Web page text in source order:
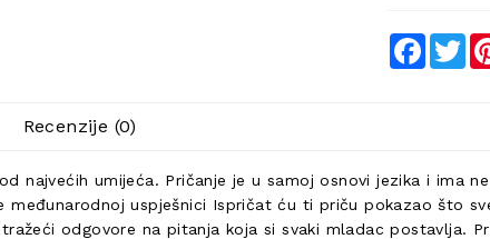
Recenzije (0)
najvećih umijeća. Pričanje je u samoj osnovi jezika i ima
međunarodnoj uspješnici Ispričat ću ti priču pokazao što
odgovore na pitanja koja si svaki mladac postavlja.